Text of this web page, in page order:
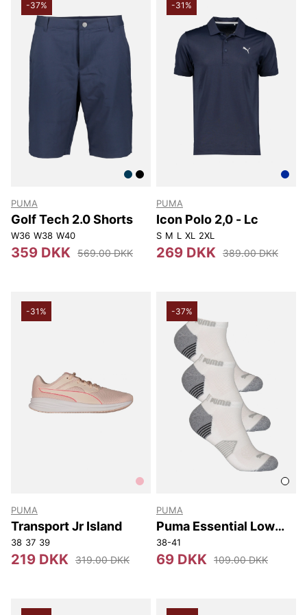
-37%
PUMA
Golf Tech 2.0 Shorts
W36 W38 W40
359 DKK 569.00 DKK
-31%
PUMA
Icon Polo 2,0 - Lc
S M L XL 2XL
269 DKK 389.00 DKK
-31%
PUMA
Transport Jr Island
38 37 39
219 DKK 319.00 DKK
-37%
PUMA
Puma Essential Low
Cut 3 Pair Pack
38-41
69 DKK 109.00 DKK